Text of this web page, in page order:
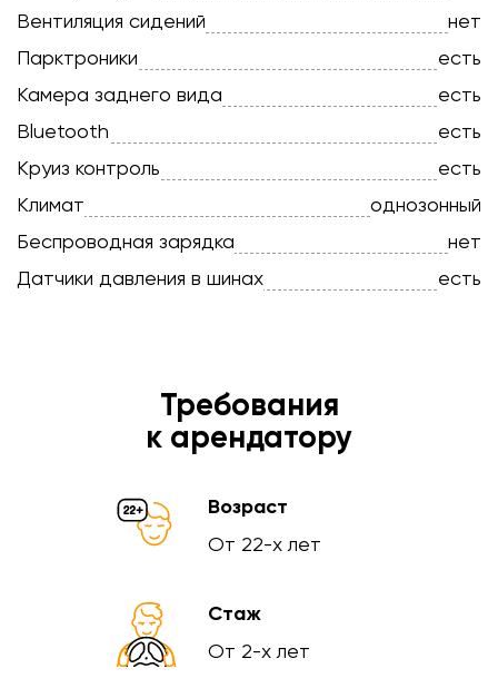
Вентиляция сидений
нет
Парктроники
есть
Камера заднего вида
есть
Bluetooth
есть
Круиз контроль
есть
Климат
однозонный
Беспроводная зарядка
нет
Датчики давления в шинах
есть
Требования
к арендатору
Возраст
От 22-х лет
Стаж
От 2-х лет